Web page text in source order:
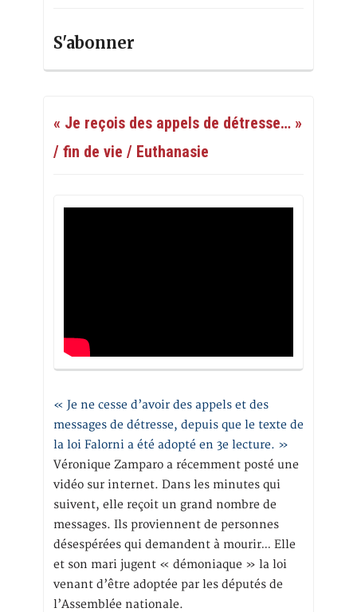
S'abonner
« Je reçois des appels de détresse… »
/ fin de vie / Euthanasie
« Je ne cesse d’avoir des appels et des
messages de détresse, depuis que le texte de
la loi Falorni a été adopté en 3e lecture. »
Véronique Zamparo a récemment posté une
vidéo sur internet. Dans les minutes qui
suivent, elle reçoit un grand nombre de
messages. Ils proviennent de personnes
désespérées qui demandent à mourir… Elle
et son mari jugent « démoniaque » la loi
venant d’être adoptée par les députés de
l’Assemblée nationale.